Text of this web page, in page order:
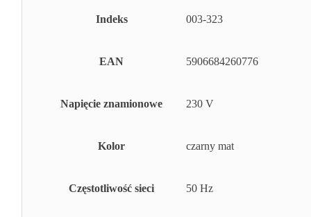
Indeks 003-323
EAN 5906684260776
Napięcie znamionowe 230 V
Kolor czarny mat
Częstotliwość sieci 50 Hz